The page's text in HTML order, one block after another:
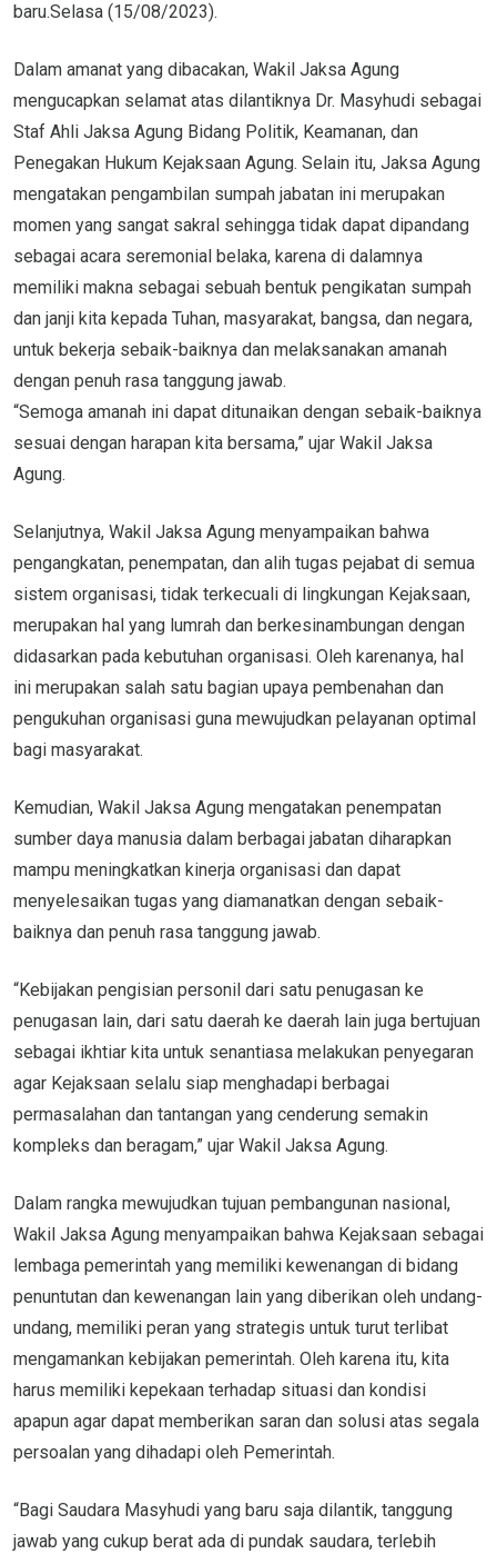
baru.Selasa (15/08/2023).
Dalam amanat yang dibacakan, Wakil Jaksa Agung
mengucapkan selamat atas dilantiknya Dr. Masyhudi sebagai
Staf Ahli Jaksa Agung Bidang Politik, Keamanan, dan
Penegakan Hukum Kejaksaan Agung. Selain itu, Jaksa Agung
mengatakan pengambilan sumpah jabatan ini merupakan
momen yang sangat sakral sehingga tidak dapat dipandang
sebagai acara seremonial belaka, karena di dalamnya
memiliki makna sebagai sebuah bentuk pengikatan sumpah
dan janji kita kepada Tuhan, masyarakat, bangsa, dan negara,
untuk bekerja sebaik-baiknya dan melaksanakan amanah
dengan penuh rasa tanggung jawab.
“Semoga amanah ini dapat ditunaikan dengan sebaik-baiknya
sesuai dengan harapan kita bersama,” ujar Wakil Jaksa
Agung.
Selanjutnya, Wakil Jaksa Agung menyampaikan bahwa
pengangkatan, penempatan, dan alih tugas pejabat di semua
sistem organisasi, tidak terkecuali di lingkungan Kejaksaan,
merupakan hal yang lumrah dan berkesinambungan dengan
didasarkan pada kebutuhan organisasi. Oleh karenanya, hal
ini merupakan salah satu bagian upaya pembenahan dan
pengukuhan organisasi guna mewujudkan pelayanan optimal
bagi masyarakat.
Kemudian, Wakil Jaksa Agung mengatakan penempatan
sumber daya manusia dalam berbagai jabatan diharapkan
mampu meningkatkan kinerja organisasi dan dapat
menyelesaikan tugas yang diamanatkan dengan sebaik-
baiknya dan penuh rasa tanggung jawab.
“Kebijakan pengisian personil dari satu penugasan ke
penugasan lain, dari satu daerah ke daerah lain juga bertujuan
sebagai ikhtiar kita untuk senantiasa melakukan penyegaran
agar Kejaksaan selalu siap menghadapi berbagai
permasalahan dan tantangan yang cenderung semakin
kompleks dan beragam,” ujar Wakil Jaksa Agung.
Dalam rangka mewujudkan tujuan pembangunan nasional,
Wakil Jaksa Agung menyampaikan bahwa Kejaksaan sebagai
lembaga pemerintah yang memiliki kewenangan di bidang
penuntutan dan kewenangan lain yang diberikan oleh undang-
undang, memiliki peran yang strategis untuk turut terlibat
mengamankan kebijakan pemerintah. Oleh karena itu, kita
harus memiliki kepekaan terhadap situasi dan kondisi
apapun agar dapat memberikan saran dan solusi atas segala
persoalan yang dihadapi oleh Pemerintah.
“Bagi Saudara Masyhudi yang baru saja dilantik, tanggung
jawab yang cukup berat ada di pundak saudara, terlebih